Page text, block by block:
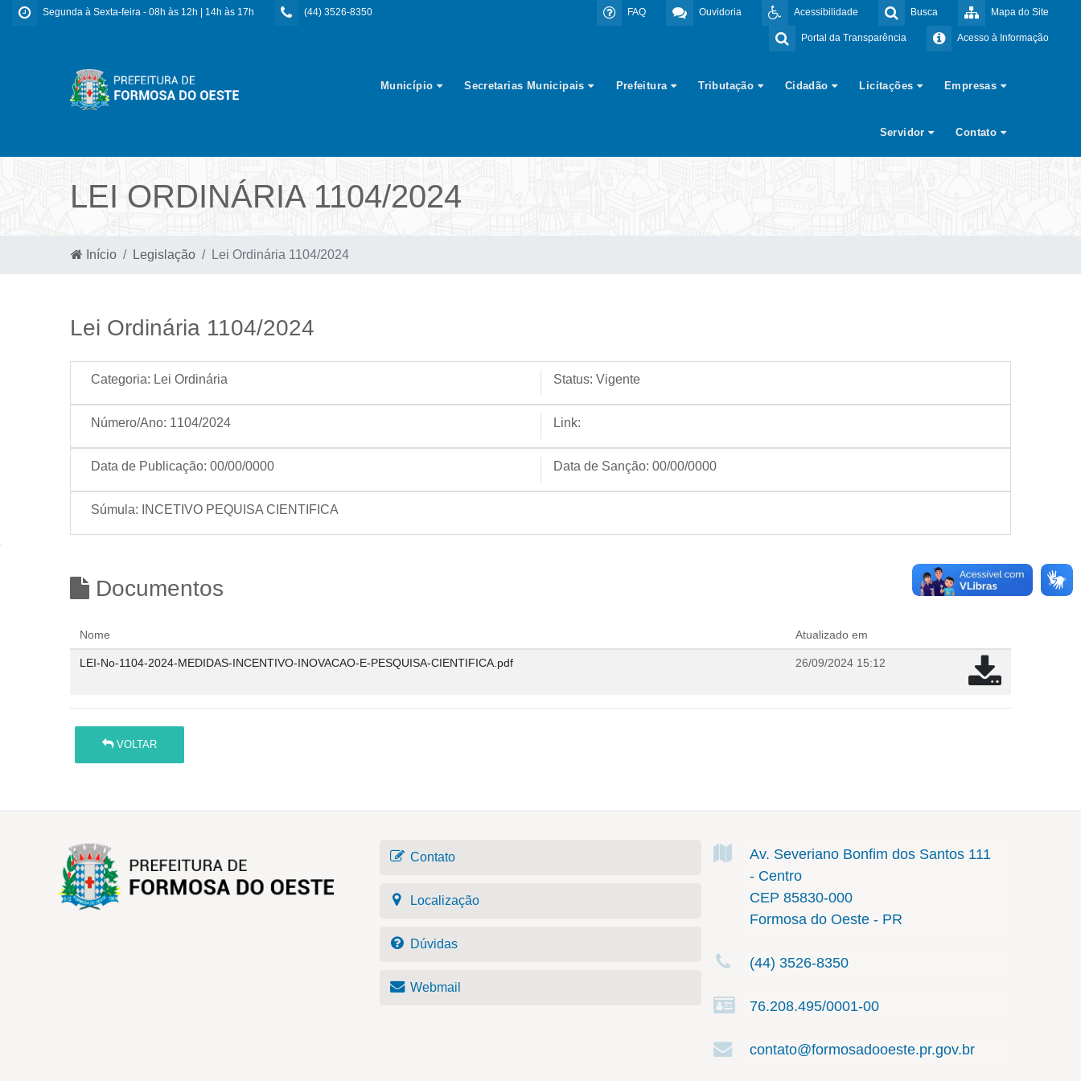
Segunda à Sexta-feira - 08h às 12h | 14h às 17h (44) 3526-8350 Mapa do Site
Busca
Acessibilidade
Ouvidoria
FAQ
Acesso à Informação
Portal da Transparência
Município Secretarias Municipais Prefeitura Tributação Cidadão Licitações Empresas
Servidor Contato
LEI ORDINÁRIA 1104/2024
Início Legislação Lei Ordinária 1104/2024
Lei Ordinária 1104/2024
Categoria: Lei Ordinária Status: Vigente
Número/Ano: 1104/2024 Link:
Data de Publicação: 00/00/0000 Data de Sanção: 00/00/0000
Súmula: INCETIVO PEQUISA CIENTIFICA
Documentos
Nome Atualizado em
LEI-No-1104-2024-MEDIDAS-INCENTIVO-INOVACAO-E-PESQUISA-CIENTIFICA.pdf 26/09/2024 15:12
VOLTAR
Contato
Localização
Dúvidas
Webmail
Av. Severiano Bonfim dos Santos 111
- Centro
CEP 85830-000
Formosa do Oeste - PR
(44) 3526-8350
76.208.495/0001-00
contato@formosadooeste.pr.gov.br